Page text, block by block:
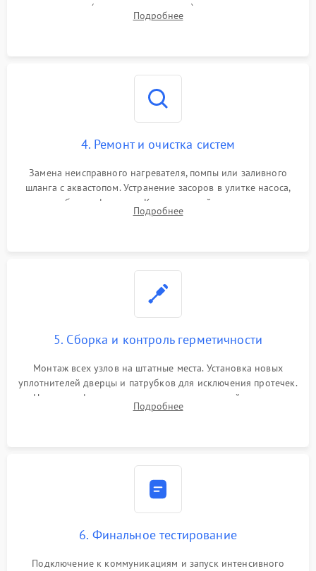
прессостата (датчика уровня воды), датчика мутности,
концевика дверцы и электронного модуля управления.
Подробнее
4. Ремонт и очистка систем
Замена неисправного нагревателя, помпы или заливного
шланга с аквастопом. Устранение засоров в улитке насоса,
патрубках и фильтрах. Компонентный ремонт платы
управления, восстановление поврежденной проводки.
Подробнее
5. Сборка и контроль герметичности
Монтаж всех узлов на штатные места. Установка новых
уплотнителей дверцы и патрубков для исключения протечек.
Надежная фиксация хомутов гидравлической системы,
сборка корпуса и установка датчика поплавка.
Подробнее
6. Финальное тестирование
Подключение к коммуникациям и запуск интенсивного